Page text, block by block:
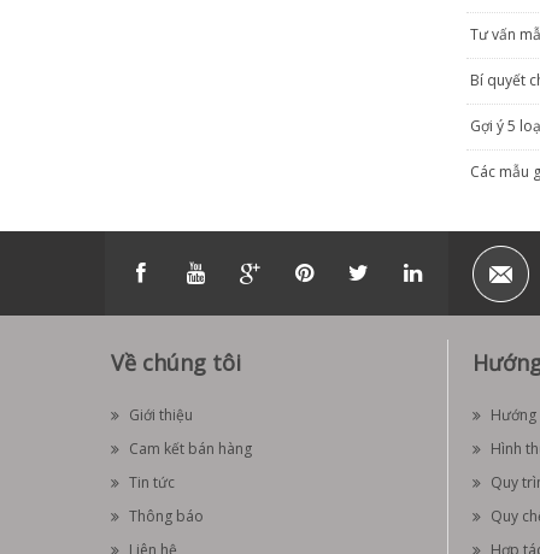
Tư vấn
Bí quyết
Gợi ý 5
Các mẫu
Về chúng tôi
Giới thiệu
Cam kết bán hàng
Tin tức
Thông báo
Liên hệ
Hình
Quy
Quy
Hợp